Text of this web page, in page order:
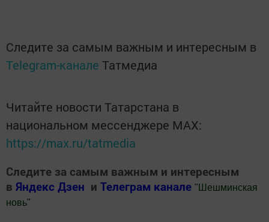
Следите за самым важным и интересным в
Telegram-канале Татмедиа
Читайте новости Татарстана в
национальном мессенджере MАХ:
https://max.ru/tatmedia
Следите за самым важным и интересным
в Яндекс Дзен и Телеграм канале " Шешминская
новь"